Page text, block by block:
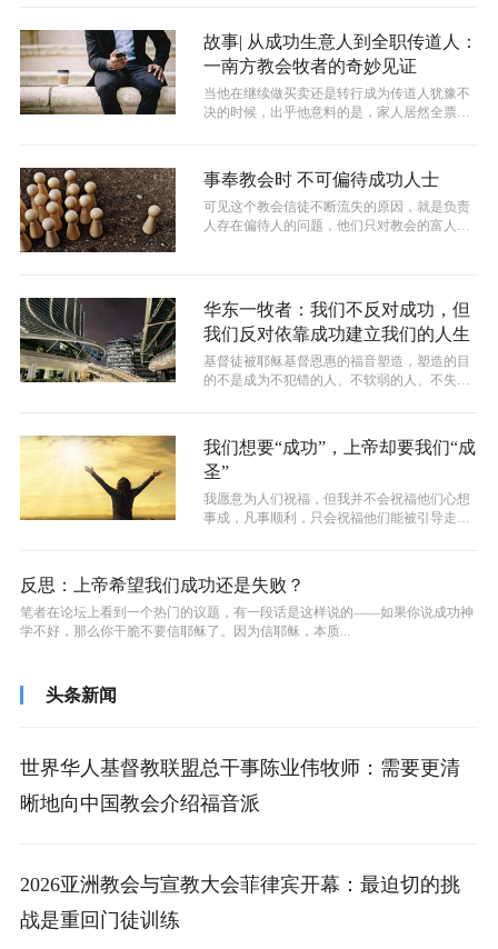
故事| 从成功生意人到全职传道人：
一南方教会牧者的奇妙见证
当他在继续做买卖还是转行成为传道人犹豫不
决的时候，出乎他意料的是，家人居然全票通
事奉教会时 不可偏待成功人士
可见这个教会信徒不断流失的原因，就是负责
人存在偏待人的问题，他们只对教会的富人热
华东一牧者：我们不反对成功，但
我们反对依靠成功建立我们的人生
基督徒被耶稣基督恩惠的福音塑造，塑造的目
的不是成为不犯错的人、不软弱的人、不失败
我们想要“成功”，上帝却要我们“成
圣”
我愿意为人们祝福，但我并不会祝福他们心想
事成，凡事顺利，只会祝福他们能被引导走义
反思：上帝希望我们成功还是失败？
笔者在论坛上看到一个热门的议题，有一段话是这样说的——如果你说成功神
学不好，那么你干脆不要信耶稣了。因为信耶稣，本质...
头条新闻
世界华人基督教联盟总干事陈业伟牧师：需要更清
晰地向中国教会介绍福音派
2026亚洲教会与宣教大会菲律宾开幕：最迫切的挑
战是重回门徒训练